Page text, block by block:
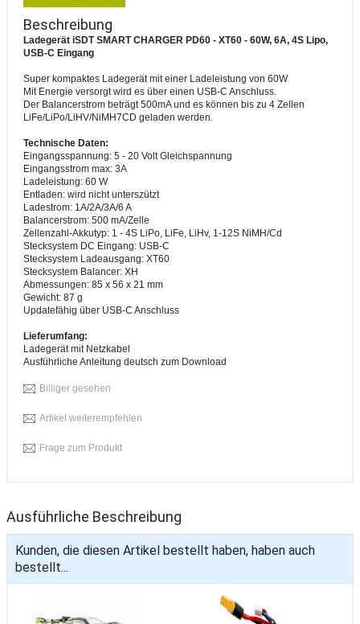
Beschreibung
Ladegerät iSDT SMART CHARGER PD60 - XT60 - 60W, 6A, 4S Lipo,
USB-C Eingang
Super kompaktes Ladegerät mit einer Ladeleistung von 60W
Mit Energie versorgt wird es über einen USB-C Anschluss.
Der Balancerstrom beträgt 500mA und es können bis zu 4 Zellen
LiFe/LiPo/LiHV/NiMH7CD geladen werden.
Technische Daten:
Eingangsspannung: 5 - 20 Volt Gleichspannung
Eingangsstrom max: 3A
Ladeleistung: 60 W
Entladen: wird nicht unterszützt
Ladestrom: 1A/2A/3A/6 A
Balancerstrom: 500 mA/Zelle
Zellenzahl-Akkutyp: 1 - 4S LiPo, LiFe, LiHv, 1-12S NiMH/Cd
Stecksystem DC Eingang: USB-C
Stecksystem Ladeausgang: XT60
Stecksystem Balancer: XH
Abmessungen: 85 x 56 x 21 mm
Gewicht: 87 g
Updatefähig über USB-C Anschluss
Lieferumfang:
Ladegerät mit Netzkabel
Ausführliche Anleitung deutsch zum Download
Billiger gesehen
Artikel weiterempfehlen
Frage zum Produkt
Ausführliche Beschreibung
Kunden, die diesen Artikel bestellt haben, haben auch
bestellt...